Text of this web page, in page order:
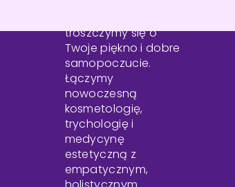
troszczymy się o
Twoje piękno i dobre
samopoczucie.
Łączymy
nowoczesną
kosmetologię,
trychologię i
medycynę
estetyczną z
empatycznym,